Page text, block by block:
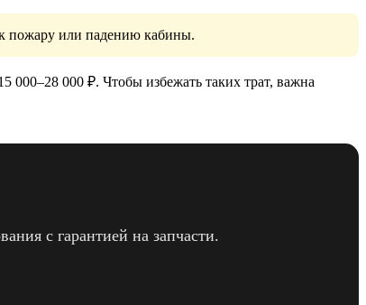
к пожару или падению кабины.
000–28 000 ₽. Чтобы избежать таких трат, важна
с гарантией на запчасти.